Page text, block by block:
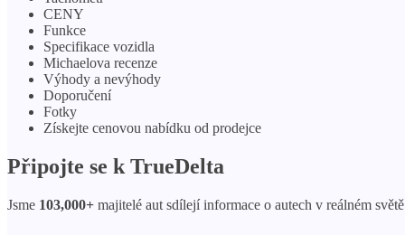
CENY
Funkce
Specifikace vozidla
Michaelova recenze
Výhody a nevýhody
Doporučení
Fotky
Získejte cenovou nabídku od prodejce
Připojte se k TrueDelta
Jsme 103,000+ majitelé aut sdílejí informace o autech v reálném